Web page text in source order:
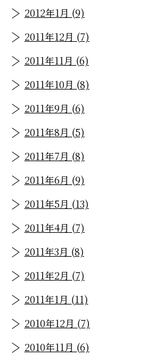
2012年1月 (9)
2011年12月 (7)
2011年11月 (6)
2011年10月 (8)
2011年9月 (6)
2011年8月 (5)
2011年7月 (8)
2011年6月 (9)
2011年5月 (13)
2011年4月 (7)
2011年3月 (8)
2011年2月 (7)
2011年1月 (11)
2010年12月 (7)
2010年11月 (6)